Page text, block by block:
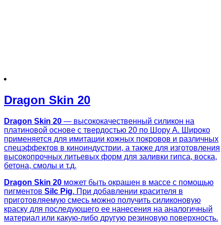
Dragon Skin 20
Dragon Skin 20 — высококачественный силикон на
платиновой основе с твердостью 20 по Шору А. Широко
применяется для имитации кожных покровов и различных
спецэффектов в киноиндустрии, а также для изготовления
высокопрочных литьевых форм для заливки гипса, воска,
бетона, смолы и т.д.
Dragon Skin 20 может быть окрашен в массе с помощью
пигментов Silc Pig. При добавлении красителя в
приготовляемую смесь можно получить силиконовую
краску для последующего ее нанесения на аналогичный
материал или какую-либо другую резиновую поверхность.